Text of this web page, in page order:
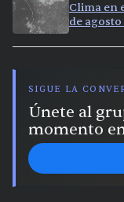
Clima en
de
SIGUE LA
Únete al
momento